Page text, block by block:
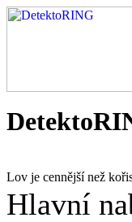
Lov je cennější než
Hlavní